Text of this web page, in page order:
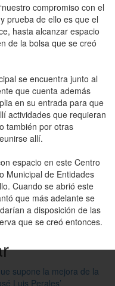
compromiso con el
prueba de ello es que el
hasta alcanzar espacio
de la bolsa que se creó
se encuentra junto al
que cuenta además
en su entrada para que
actividades que requieran
también por otras
allí.
espacio en este Centro
Municipal de Entidades
Cuando se abrió este
que más adelante se
a disposición de las
que se creó entonces.
supone la mejora de la
Luis Perales’